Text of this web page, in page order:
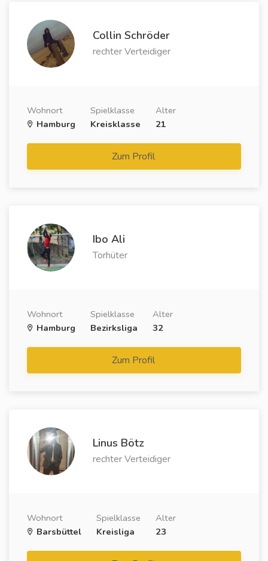
Collin Schröder
rechter Verteidiger
Wohnort
Hamburg
Spielklasse
Kreisklasse
Alter
21
Zum Profil
Ibo Ali
Torhüter
Wohnort
Hamburg
Spielklasse
Bezirksliga
Alter
32
Zum Profil
Linus Bötz
rechter Verteidiger
Wohnort
Barsbüttel
Spielklasse
Kreisliga
Alter
23